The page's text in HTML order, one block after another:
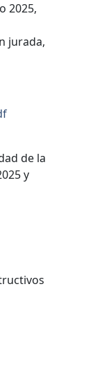
2025,
jurada,
de la
y